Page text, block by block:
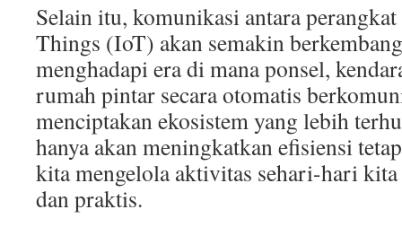
Selain itu, komunikasi antara
Things (IoT) akan semakin
menghadapi era di mana ponsel,
rumah pintar secara otomatis
menciptakan ekosistem yang lebih
hanya akan meningkatkan efisiensi
kita mengelola aktivitas sehari-hari
dan praktis.